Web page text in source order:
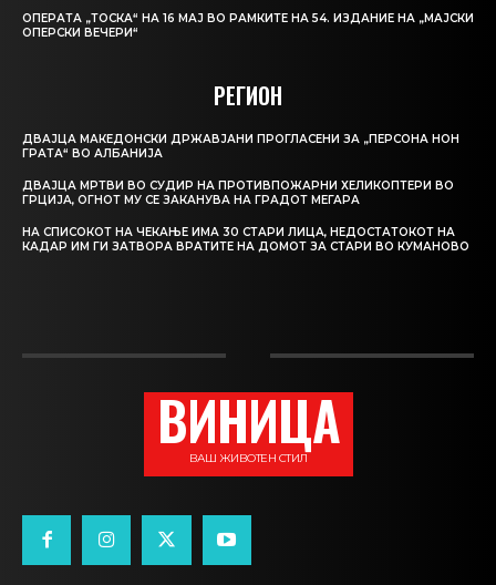
ОПЕРАТА „ТОСКА“ НА 16 МАЈ ВО РАМКИТЕ НА 54. ИЗДАНИЕ НА „МАЈСКИ
ОПЕРСКИ ВЕЧЕРИ“
РЕГИОН
ДВАЈЦА МАКЕДОНСКИ ДРЖАВЈАНИ ПРОГЛАСЕНИ ЗА „ПЕРСОНА НОН
ГРАТА“ ВО АЛБАНИЈА
ДВАЈЦА МРТВИ ВО СУДИР НА ПРОТИВПОЖАРНИ ХЕЛИКОПТЕРИ ВО
ГРЦИЈА, ОГНОТ МУ СЕ ЗАКАНУВА НА ГРАДОТ МЕГАРА
НА СПИСОКОТ НА ЧЕКАЊЕ ИМА 30 СТАРИ ЛИЦА, НЕДОСТАТОКОТ НА
КАДАР ИМ ГИ ЗАТВОРА ВРАТИТЕ НА ДОМОТ ЗА СТАРИ ВО КУМАНОВО
ВИНИЦА
ВАШ ЖИВОТЕН СТИЛ